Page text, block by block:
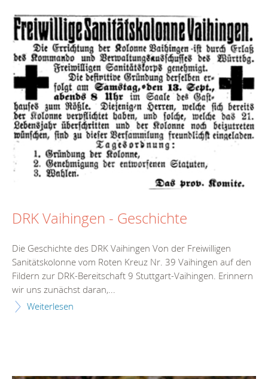
DRK Vaihingen - Geschichte
Die Geschichte des DRK Vaihingen Von der Freiwilligen
Sanitätskolonne vom Roten Kreuz Nr. 39 Vaihingen auf den
Fildern zur DRK-Bereitschaft 9 Stuttgart-Vaihingen. Erinnern
wir uns zunächst daran,...
Weiterlesen